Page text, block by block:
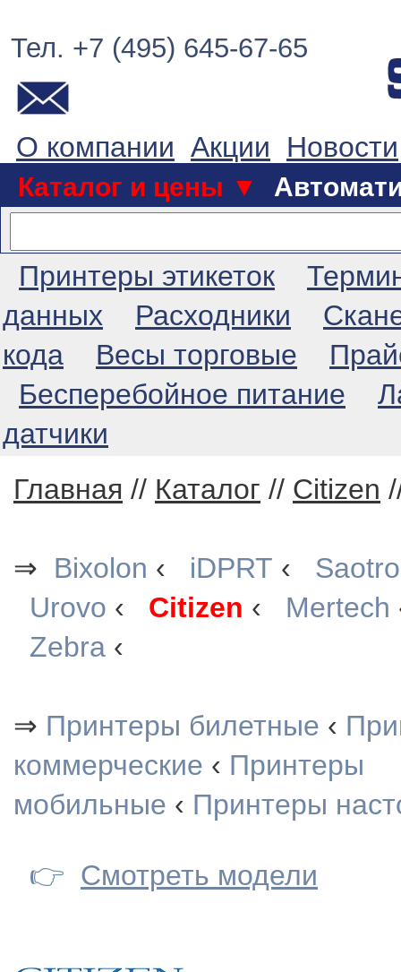
Тел. +7 (495) 645-67-65
О компании Акции Новости
Каталог и цены ▼
Принтеры этикеток
данных
Расходники
кода
Весы торговые
Бесперебойное питание
датчики
Главная // Каталог // Citizen
⇒ Bixolon ‹ iDPRT ‹
Urovo ‹ Citizen ‹ Mertech
Zebra ‹
⇒ Принтеры билетные ‹
коммерческие ‹ Принтеры
мобильные ‹ Принтеры
👉 Смотреть модели